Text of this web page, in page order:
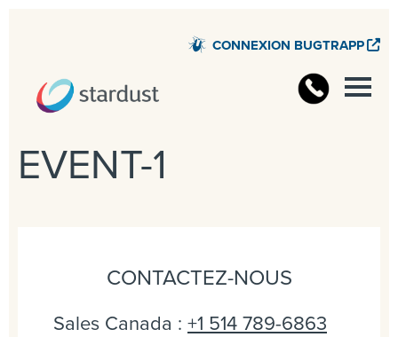
CONNEXION BUGTRAPP
EVENT-1
CONTACTEZ-NOUS
Sales Canada : +1 514 789-6863